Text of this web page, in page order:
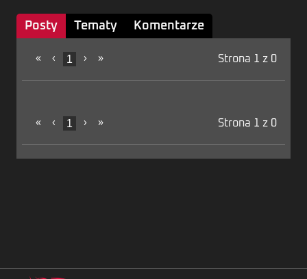
Posty Tematy Komentarze
« ‹ 1 › » Strona 1 z 0
« ‹ 1 › » Strona 1 z 0